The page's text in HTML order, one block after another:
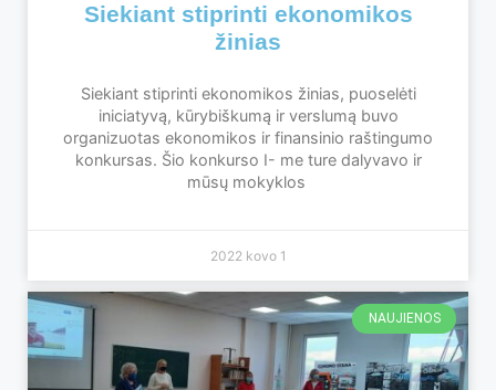
Siekiant stiprinti ekonomikos
žinias
Siekiant stiprinti ekonomikos žinias, puoselėti
iniciatyvą, kūrybiškumą ir verslumą buvo
organizuotas ekonomikos ir finansinio raštingumo
konkursas. Šio konkurso I- me ture dalyvavo ir
mūsų mokyklos
2022 kovo 1
NAUJIENOS